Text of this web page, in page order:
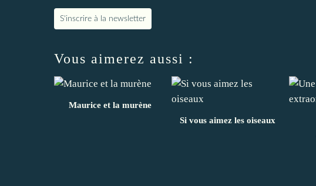
S'inscrire à la newsletter
Vous aimerez aussi :
Maurice et la murène
Si vous aimez les oiseaux